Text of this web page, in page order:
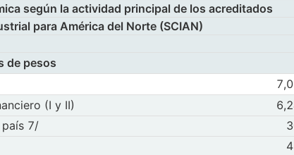
según la actividad principal de los acreditados
para América del Norte (SCIAN)
en millones de pesos
de pesos
( A+B+C+D+E ) Abr 2026
privado no financiero (I y II)
(I y II)
A. Sector privado no financiero (I y II)
privado no financiero (I y II)
(I y II) Abr 2026
del país 7/
país 7/
B. Sector financiero del país 7/
financiero del país 7/
país 7/ Abr 2026
público Abr 2026